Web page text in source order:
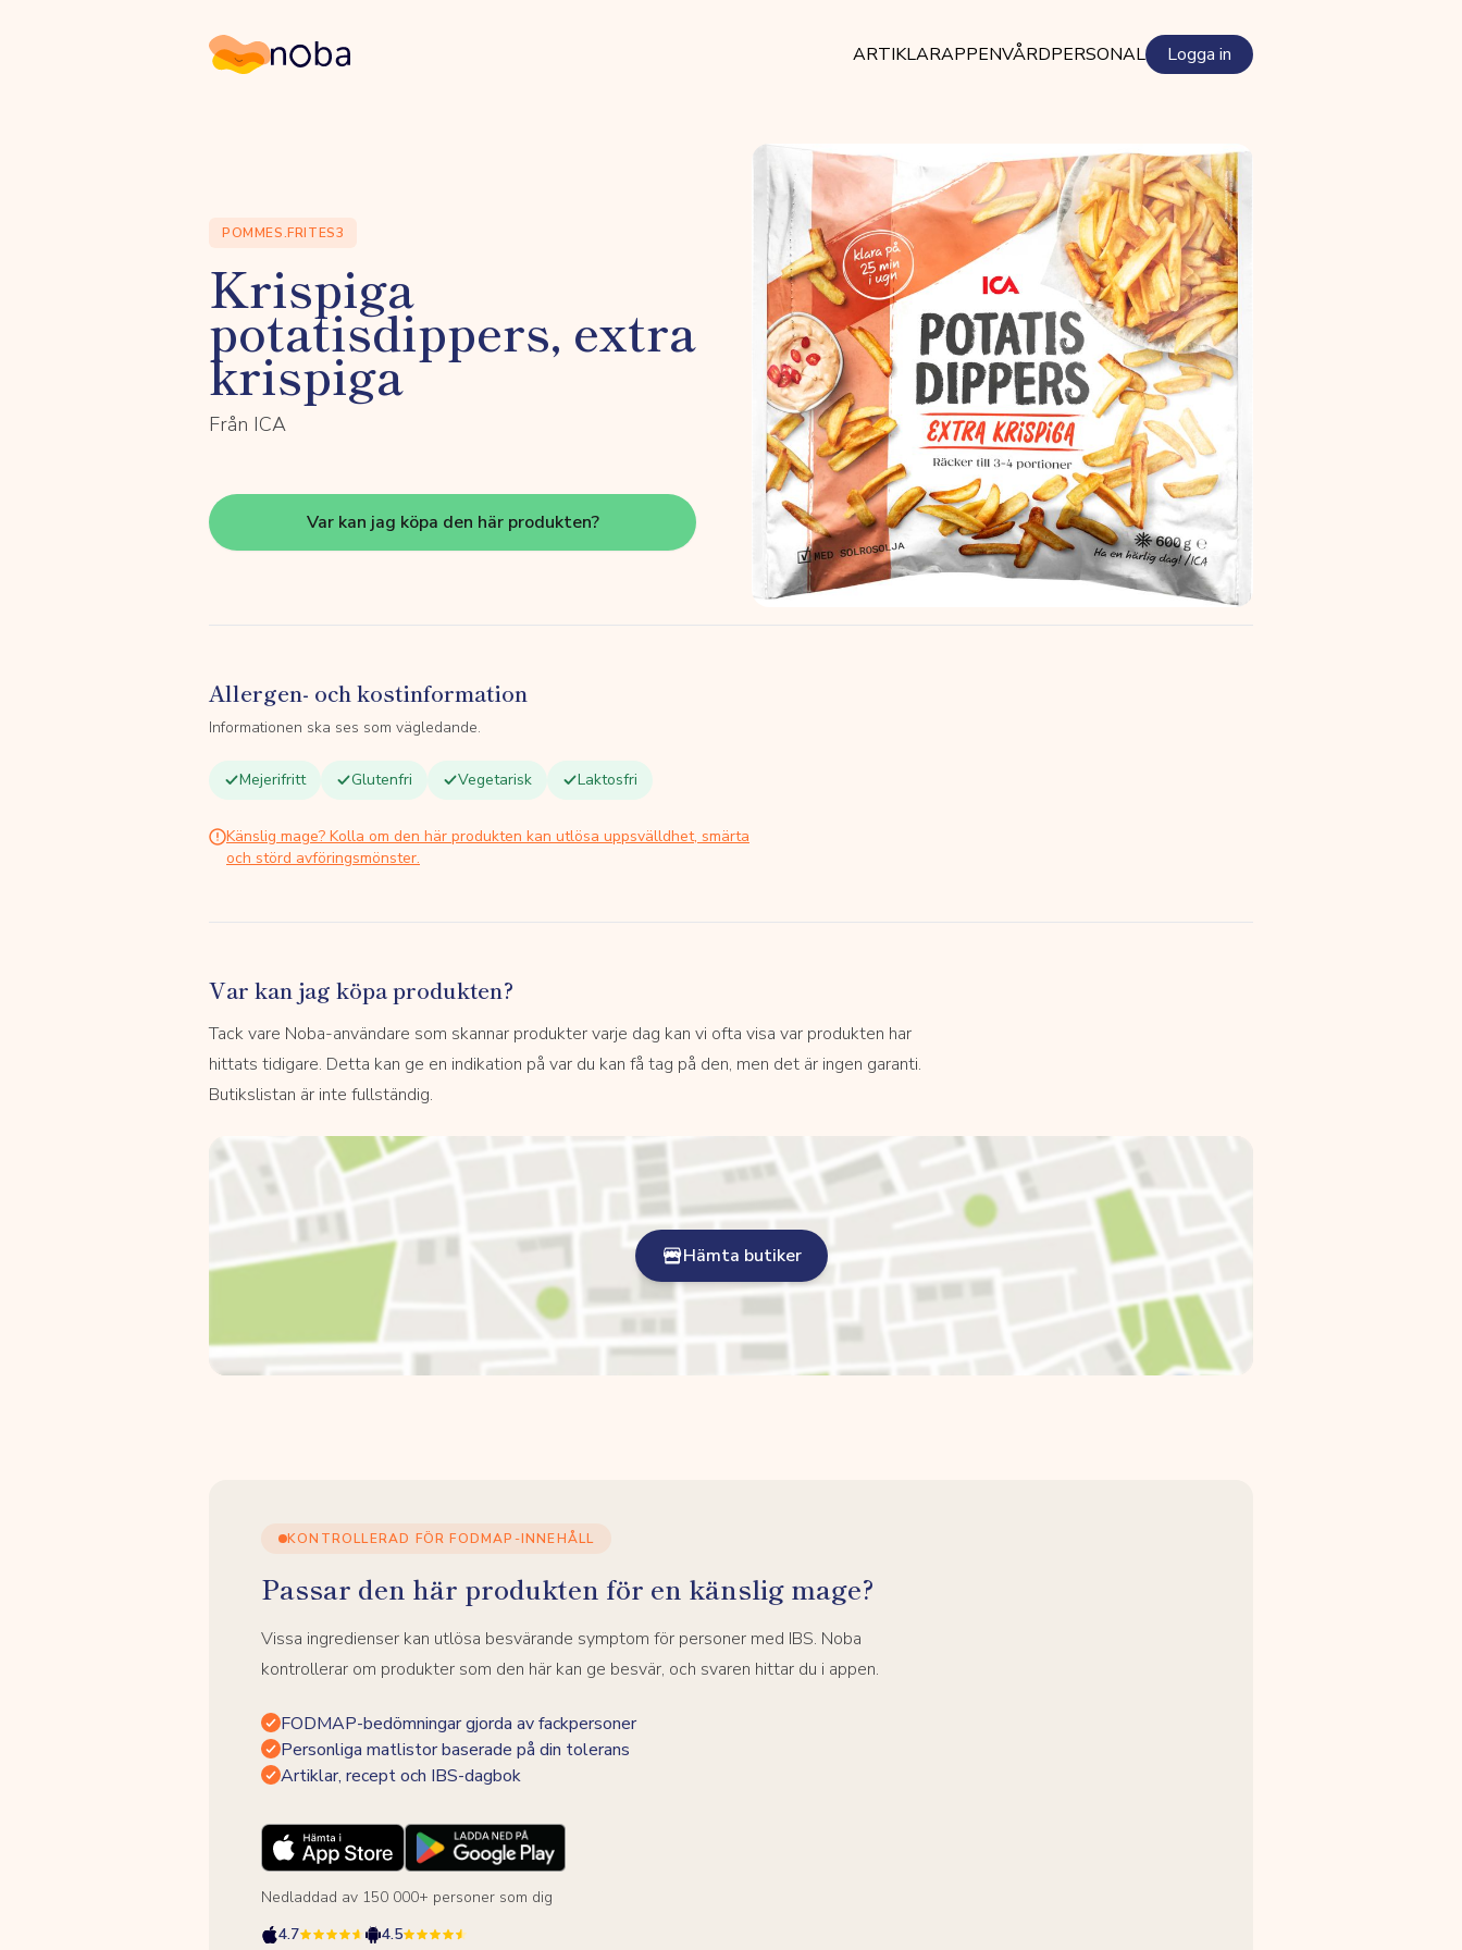
Noba ARTIKLARAPPENVÅRDPERSONAL Logga in
POMMES.FRITES3
Krispiga
potatisdippers, extra
krispiga
Från ICA
Var kan jag köpa den här produkten?
Allergen- och kostinformation
Informationen ska ses som vägledande.
Mejerifritt Glutenfri Vegetarisk Laktosfri
Känslig mage? Kolla om den här produkten kan utlösa uppsvälldhet, smärta
och störd avföringsmönster.
Var kan jag köpa produkten?
Tack vare Noba-användare som skannar produkter varje dag kan vi ofta visa var produkten har
hittats tidigare. Detta kan ge en indikation på var du kan få tag på den, men det är ingen garanti.
Butikslistan är inte fullständig.
Hämta butiker
KONTROLLERAD FÖR FODMAP-INNEHÅLL
Passar den här produkten för en känslig mage?
Vissa ingredienser kan utlösa besvärande symptom för personer med IBS. Noba
kontrollerar om produkter som den här kan ge besvär, och svaren hittar du i appen.
FODMAP-bedömningar gjorda av fackpersoner
Personliga matlistor baserade på din tolerans
Artiklar, recept och IBS-dagbok
Nedladdad av 150 000+ personer som dig
4.7
4.5